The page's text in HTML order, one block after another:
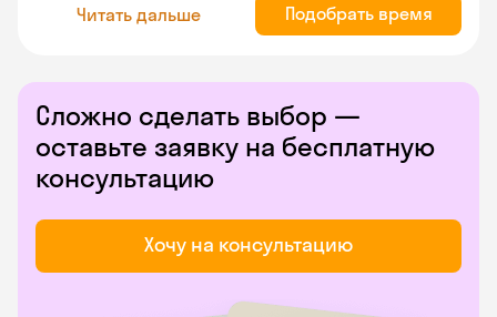
Читать дальше Подобрать время
Сложно сделать выбор —
оставьте заявку на бесплатную
консультацию
Хочу на консультацию